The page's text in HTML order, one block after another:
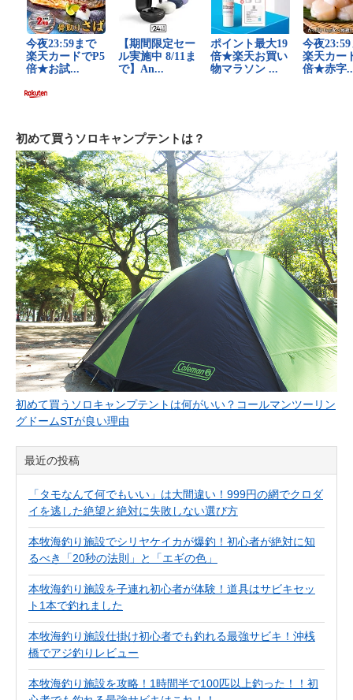
初めて買うソロキャンプテントは？
初めて買うソロキャンプテントは何がいい？コールマンツーリン
グドームSTが良い理由
最近の投稿
「タモなんて何でもいい」は大間違い！999円の網でクロダ
イを逃した絶望と絶対に失敗しない選び方
本牧海釣り施設でシリヤケイカが爆釣！初心者が絶対に知
るべき「20秒の法則」と「エギの色」
本牧海釣り施設を子連れ初心者が体験！道具はサビキセッ
ト1本で釣れました
本牧海釣り施設仕掛け初心者でも釣れる最強サビキ！沖桟
橋でアジ釣りレビュー
本牧海釣り施設を攻略！1時間半で100匹以上釣った！！初